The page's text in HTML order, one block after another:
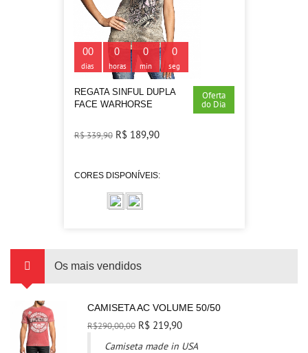
00 0 0 0
dias horas min seg
REGATA SINFUL DUPLA
FACE WARHORSE
R$ 339,90R$ 189,90
Oferta
do Dia
CORES DISPONÍVEIS:
Os mais vendidos
CAMISETA AC VOLUME 50/50
R$290,00,00 R$ 219,90
Camiseta made in USA